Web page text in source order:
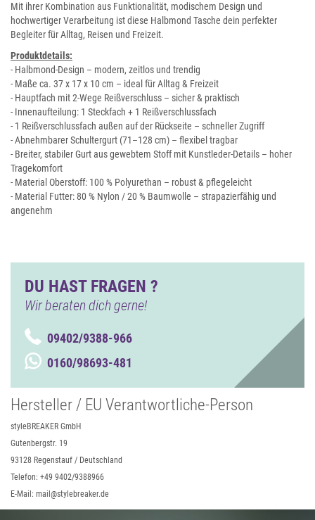
Mit ihrer Kombination aus Funktionalität, modischem Design und
hochwertiger Verarbeitung ist diese Halbmond Tasche dein perfekter
Begleiter für Alltag, Reisen und Freizeit.
Produktdetails:
- Halbmond-Design – modern, zeitlos und trendig
- Maße ca. 37 x 17 x 10 cm – ideal für Alltag & Freizeit
- Hauptfach mit 2-Wege Reißverschluss – sicher & praktisch
- Innenaufteilung: 1 Steckfach + 1 Reißverschlussfach
- 1 Reißverschlussfach außen auf der Rückseite – schneller Zugriff
- Abnehmbarer Schultergurt (71–128 cm) – flexibel tragbar
- Breiter, stabiler Gurt aus gewebtem Stoff mit Kunstleder-Details – hoher
Tragekomfort
- Material Oberstoff: 100 % Polyurethan – robust & pflegeleicht
- Material Futter: 80 % Nylon / 20 % Baumwolle – strapazierfähig und
angenehm
DU HAST FRAGEN ?
Wir beraten dich gerne!
09402/9388-966
0160/98693-481
Hersteller / EU Verantwortliche-Person
styleBREAKER GmbH
Gutenbergstr. 19
93128 Regenstauf / Deutschland
Telefon: +49 9402/9388966
E-Mail: mail@stylebreaker.de